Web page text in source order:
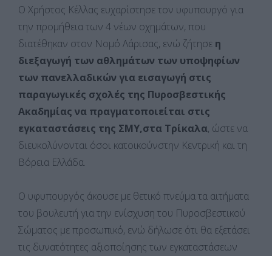
Ο Χρήστος Κέλλας ευχαρίστησε τον υφυπουργό για
την προμήθεια των 4 νέων οχημάτων, που
διατέθηκαν στον Νομό Λάρισας, ενώ ζήτησε η
διεξαγωγή των αθλημάτων των υποψηφίων
των πανελλαδικών για εισαγωγή στις
παραγωγικές σχολές της Πυροσβεστικής
Ακαδημίας να πραγματοποιείται στις
εγκαταστάσεις της ΣΜΥ,στα Τρίκαλα, ώστε να
διευκολύνονται όσοι κατοικούνστην Κεντρική και τη
Βόρεια Ελλάδα.
Ο υφυπουργός άκουσε με θετικό πνεύμα τα αιτήματα
του βουλευτή για την ενίσχυση του Πυροσβεστικού
Σώματος με προσωπικό, ενώ δήλωσε ότι θα εξετάσει
τις δυνατότητες αξιοποίησης των εγκαταστάσεων